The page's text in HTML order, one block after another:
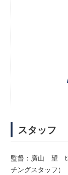
スタッフ
監督：廣山 望 ﾋﾛ
チングスタッフ）